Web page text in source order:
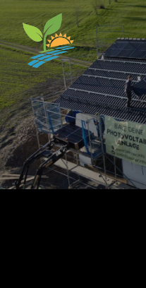
Inhalt
springen